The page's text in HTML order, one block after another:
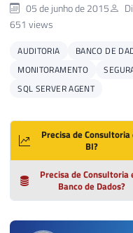
05 de junho de 2015
651 views
AUDITORIA BANCO DE
MONITORAMENTO
SQL SERVER AGENT
Precisa de Consultoria
BI?
Precisa de Consultoria
Banco de Dados?